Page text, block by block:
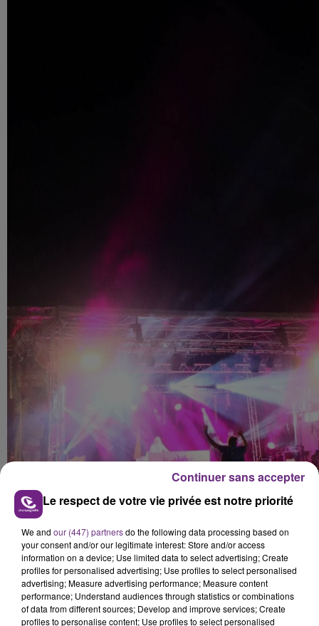
Le respect de votre vie privée est notre priorité
We and our (447) partnersdo the following data processing based on
your consent and/or our legitimate interest: Store and/or access
information on a device; Use limited data to select advertising; Create
profiles for personalised advertising; Use profiles to select personalised
advertising; Measure advertising performance; Measure content
performance; Understand audiences through statistics or combinations
of data from different sources; Develop and improve services; Create
profiles to personalise content; Use profiles to select personalised
Continuer sans accepter